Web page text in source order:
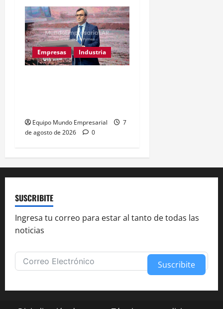
Empresas Industria
Equipo Mundo Empresarial
7
de agosto de 2026
0
SUSCRIBITE
Ingresa tu correo para estar al tanto de todas las
noticias
Suscribite